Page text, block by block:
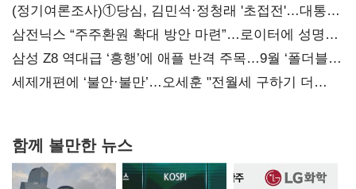
(정기여론조사)①당심, 김민석·정청래 '초접전'…대통령
지지도 '50% 아래로'(종합)
삼전닉스 “주주환원 확대 방안 마련”…로이터에 성명
보내
삼성 Z8 역대급 ‘흥행’에 애플 반격 주목…9월 ‘폴더블
대전’
세제개편에 ‘불안·불만’…오세훈 "전월세 구하기 더
함께 볼만한 뉴스